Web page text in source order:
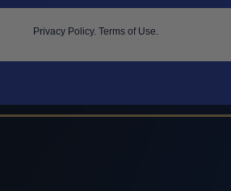
Privacy Policy. Terms of Use.